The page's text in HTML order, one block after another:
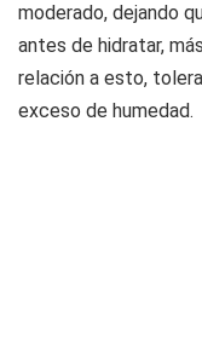
moderado, dejando
antes de hidratar,
relación a esto,
exceso de humedad.